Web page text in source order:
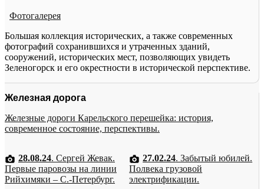
Фотогалерея
Большая коллекция исторических, а также современных
фотографий сохранившихся и утраченных зданий,
сооружений, исторических мест, позволяющих увидеть
Зеленогорск и его окрестности в исторической перспективе.
Железная дорога
Железные дороги Карельского перешейка: история,
современное состояние, перспективы.
28.08.24. Сергей Жевак.
Первые паровозы на линии
Рийхимяки – С.-Петербург.
27.02.24. Забытый юбилей.
Полвека грузовой
электрификации.